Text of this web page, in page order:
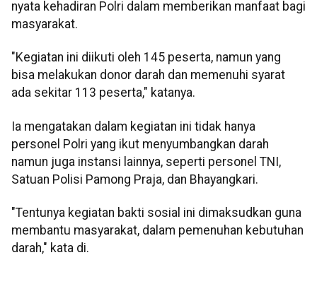
nyata kehadiran Polri dalam memberikan manfaat bagi
masyarakat.
"Kegiatan ini diikuti oleh 145 peserta, namun yang
bisa melakukan donor darah dan memenuhi syarat
ada sekitar 113 peserta," katanya.
Ia mengatakan dalam kegiatan ini tidak hanya
personel Polri yang ikut menyumbangkan darah
namun juga instansi lainnya, seperti personel TNI,
Satuan Polisi Pamong Praja, dan Bhayangkari.
"Tentunya kegiatan bakti sosial ini dimaksudkan guna
membantu masyarakat, dalam pemenuhan kebutuhan
darah," kata di.